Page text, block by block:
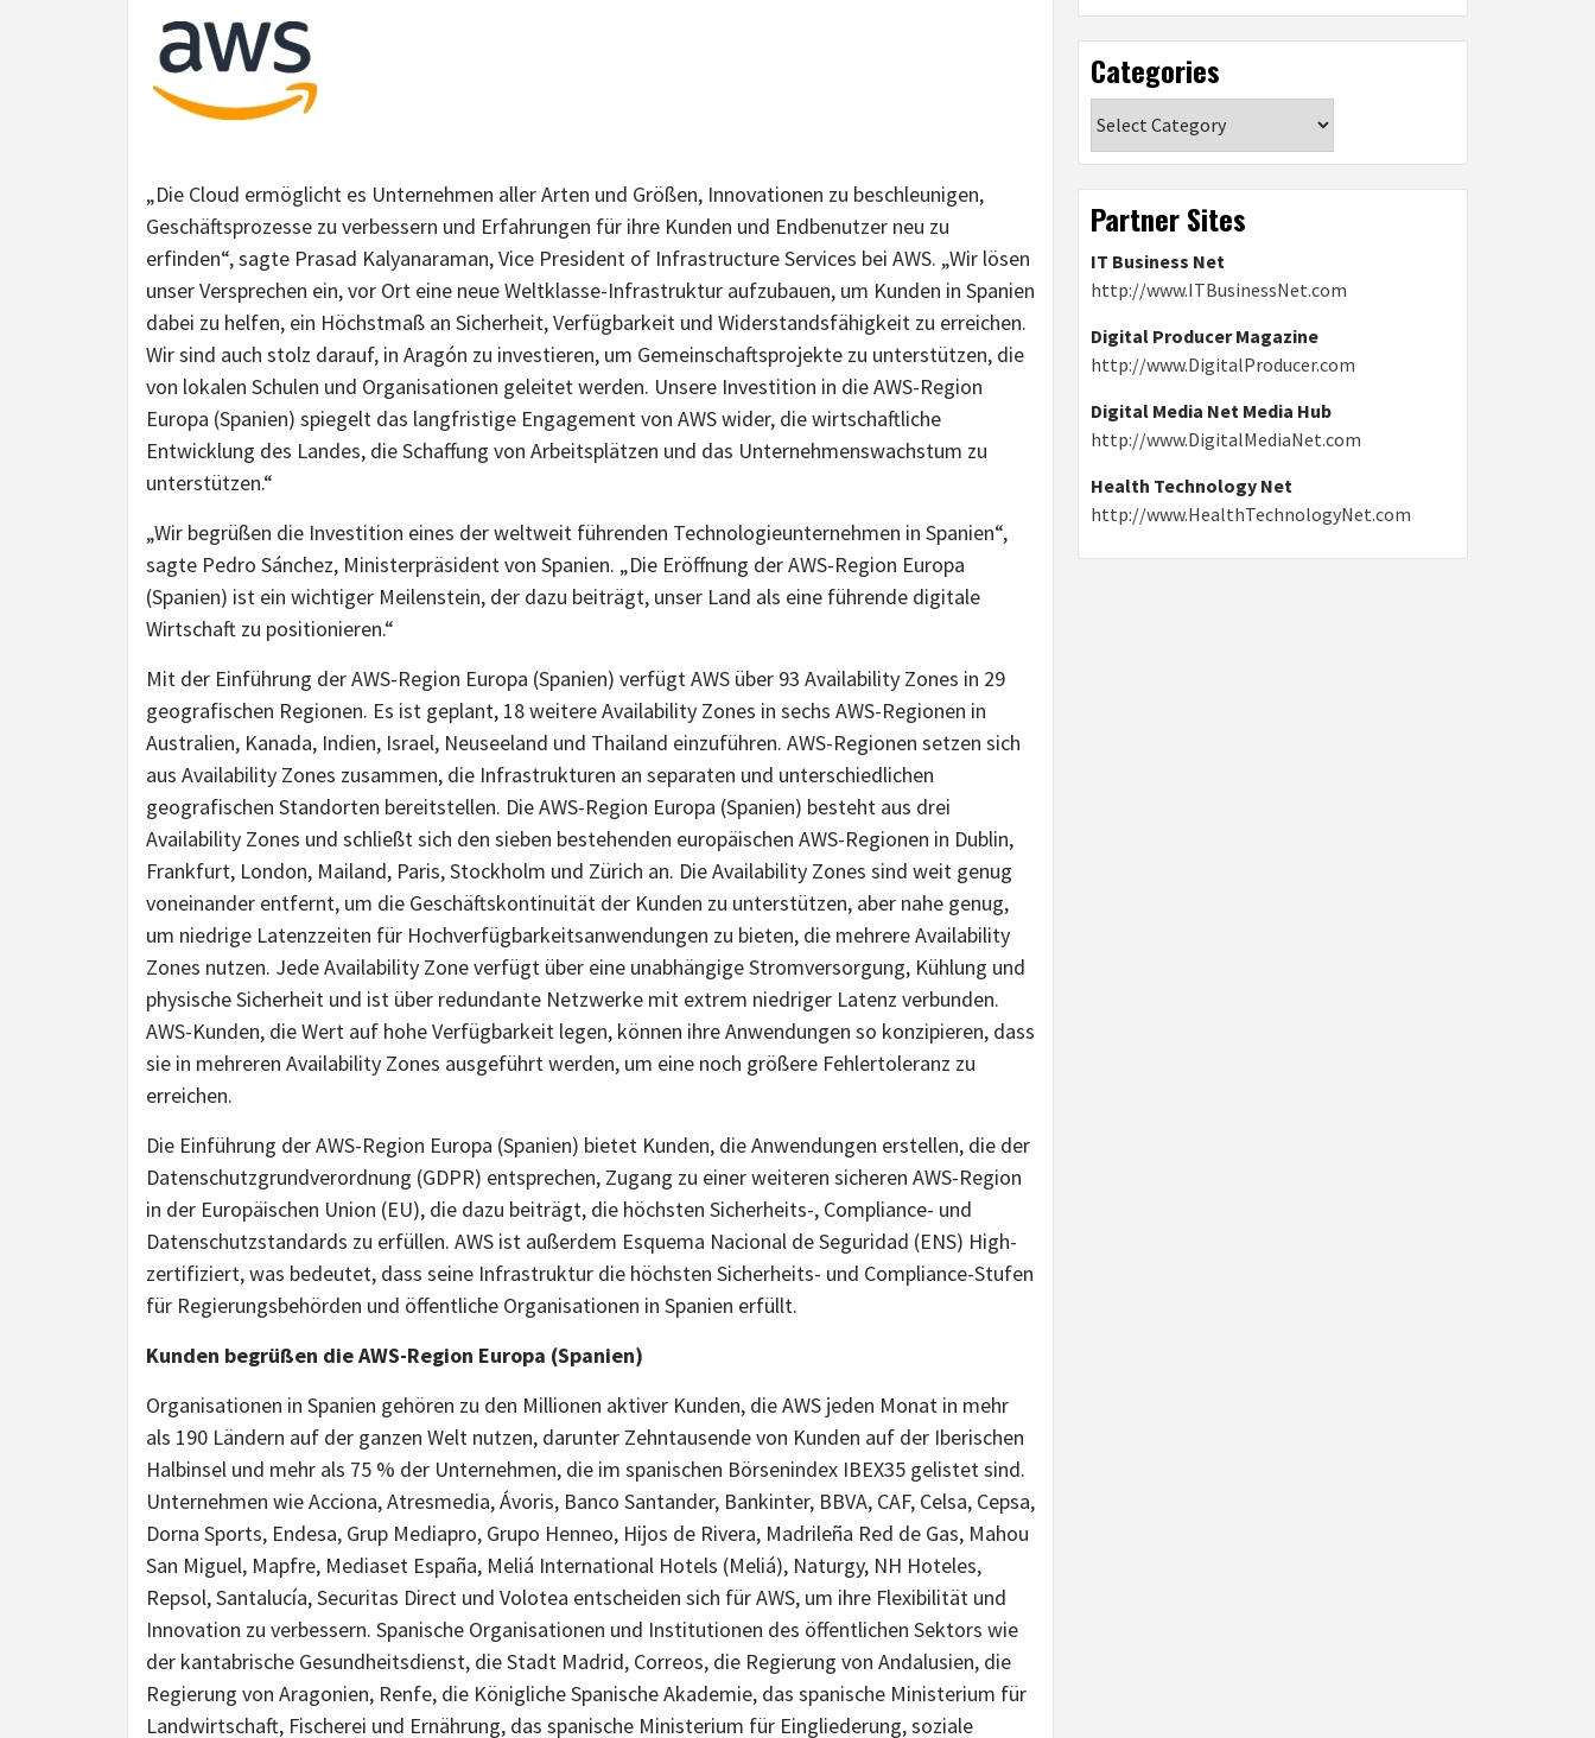
„Die Cloud ermöglicht es Unternehmen aller Arten und Größen, Innovationen zu beschleunigen,
Geschäftsprozesse zu verbessern und Erfahrungen für ihre Kunden und Endbenutzer neu zu
erfinden“, sagte Prasad Kalyanaraman, Vice President of Infrastructure Services bei AWS. „Wir lösen
unser Versprechen ein, vor Ort eine neue Weltklasse-Infrastruktur aufzubauen, um Kunden in Spanien
dabei zu helfen, ein Höchstmaß an Sicherheit, Verfügbarkeit und Widerstandsfähigkeit zu erreichen.
Wir sind auch stolz darauf, in Aragón zu investieren, um Gemeinschaftsprojekte zu unterstützen, die
von lokalen Schulen und Organisationen geleitet werden. Unsere Investition in die AWS-Region
Europa (Spanien) spiegelt das langfristige Engagement von AWS wider, die wirtschaftliche
Entwicklung des Landes, die Schaffung von Arbeitsplätzen und das Unternehmenswachstum zu
unterstützen.“
„Wir begrüßen die Investition eines der weltweit führenden Technologieunternehmen in Spanien“,
sagte Pedro Sánchez, Ministerpräsident von Spanien. „Die Eröffnung der AWS-Region Europa
(Spanien) ist ein wichtiger Meilenstein, der dazu beiträgt, unser Land als eine führende digitale
Wirtschaft zu positionieren.“
Mit der Einführung der AWS-Region Europa (Spanien) verfügt AWS über 93 Availability Zones in 29
geografischen Regionen. Es ist geplant, 18 weitere Availability Zones in sechs AWS-Regionen in
Australien, Kanada, Indien, Israel, Neuseeland und Thailand einzuführen. AWS-Regionen setzen sich
aus Availability Zones zusammen, die Infrastrukturen an separaten und unterschiedlichen
geografischen Standorten bereitstellen. Die AWS-Region Europa (Spanien) besteht aus drei
Availability Zones und schließt sich den sieben bestehenden europäischen AWS-Regionen in Dublin,
Frankfurt, London, Mailand, Paris, Stockholm und Zürich an. Die Availability Zones sind weit genug
voneinander entfernt, um die Geschäftskontinuität der Kunden zu unterstützen, aber nahe genug,
um niedrige Latenzzeiten für Hochverfügbarkeitsanwendungen zu bieten, die mehrere Availability
Zones nutzen. Jede Availability Zone verfügt über eine unabhängige Stromversorgung, Kühlung und
physische Sicherheit und ist über redundante Netzwerke mit extrem niedriger Latenz verbunden.
AWS-Kunden, die Wert auf hohe Verfügbarkeit legen, können ihre Anwendungen so konzipieren, dass
sie in mehreren Availability Zones ausgeführt werden, um eine noch größere Fehlertoleranz zu
erreichen.
Die Einführung der AWS-Region Europa (Spanien) bietet Kunden, die Anwendungen erstellen, die der
Datenschutzgrundverordnung (GDPR) entsprechen, Zugang zu einer weiteren sicheren AWS-Region
in der Europäischen Union (EU), die dazu beiträgt, die höchsten Sicherheits-, Compliance- und
Datenschutzstandards zu erfüllen. AWS ist außerdem Esquema Nacional de Seguridad (ENS) High-
zertifiziert, was bedeutet, dass seine Infrastruktur die höchsten Sicherheits- und Compliance-Stufen
für Regierungsbehörden und öffentliche Organisationen in Spanien erfüllt.
Kunden begrüßen die AWS-Region Europa (Spanien)
Organisationen in Spanien gehören zu den Millionen aktiver Kunden, die AWS jeden Monat in mehr
als 190 Ländern auf der ganzen Welt nutzen, darunter Zehntausende von Kunden auf der Iberischen
Halbinsel und mehr als 75 % der Unternehmen, die im spanischen Börsenindex IBEX35 gelistet sind.
Unternehmen wie Acciona, Atresmedia, Ávoris, Banco Santander, Bankinter, BBVA, CAF, Celsa, Cepsa,
Dorna Sports, Endesa, Grup Mediapro, Grupo Henneo, Hijos de Rivera, Madrileña Red de Gas, Mahou
San Miguel, Mapfre, Mediaset España, Meliá International Hotels (Meliá), Naturgy, NH Hoteles,
Repsol, Santalucía, Securitas Direct und Volotea entscheiden sich für AWS, um ihre Flexibilität und
Innovation zu verbessern. Spanische Organisationen und Institutionen des öffentlichen Sektors wie
der kantabrische Gesundheitsdienst, die Stadt Madrid, Correos, die Regierung von Andalusien, die
Regierung von Aragonien, Renfe, die Königliche Spanische Akademie, das spanische Ministerium für
Landwirtschaft, Fischerei und Ernährung, das spanische Ministerium für Eingliederung, soziale
Categories
Partner Sites
IT Business Net
http://www.ITBusinessNet.com
Digital Producer Magazine
http://www.DigitalProducer.com
Digital Media Net Media Hub
http://www.DigitalMediaNet.com
Health Technology Net
http://www.HealthTechnologyNet.com